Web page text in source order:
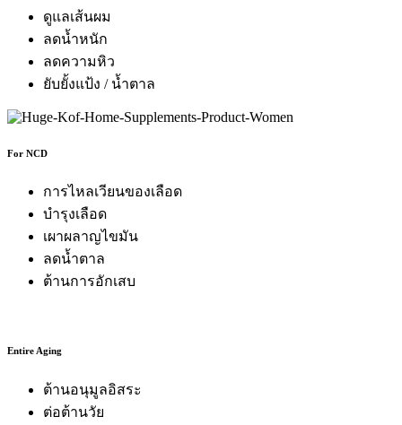
ดูแลเส้นผม
ลดน้ำหนัก
ลดความหิว
ยับยั้งแป้ง / น้ำตาล
For NCD
การไหลเวียนของเลือด
บำรุงเลือด
เผาผลาญไขมัน
ลดน้ำตาล
ต้านการอักเสบ
Entire Aging
ต้านอนุมูลอิสระ
ต่อต้านวัย